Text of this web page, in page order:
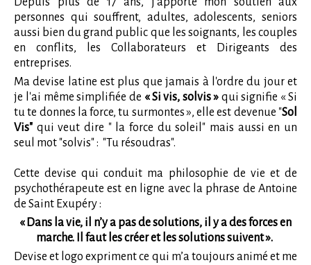
personnes qui souffrent, adultes, adolescents, seniors
aussi bien du grand public que les soignants, les couples
en conflits, les Collaborateurs et Dirigeants des
entreprises.
Ma devise latine est plus que jamais à l'ordre du jour et
je l'ai même simplifiée de « Si vis, solvis »qui signifie « Si
tu te donnes la force, tu surmontes », elle est devenue "Sol
Vis" qui veut dire " la force du soleil" mais aussi en un
seul mot "solvis" : "Tu résoudras".
Cette devise qui conduit ma philosophie de vie et de
psychothérapeute est en ligne avec la phrase de Antoine
de Saint Exupéry :
« Dans la vie, il n’y a pas de solutions, il y a des forces en
marche. Il faut les créer et les solutions suivent ».
Devise et logo expriment ce qui m’a toujours animé et me